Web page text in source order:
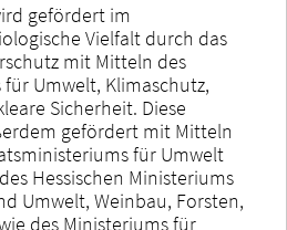
gefördert im
Vielfalt durch das
mit Mitteln des
Umwelt, Klimaschutz,
Sicherheit. Diese
gefördert mit Mitteln
für Umwelt
Hessischen Ministeriums
Umwelt, Weinbau, Forsten,
des Ministeriums für